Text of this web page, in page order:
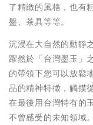
了精緻的風格，也有
盤、茶具等等。
沉浸在大自然的動靜
躍然於「台灣墨玉」
的帶領下您可以放鬆
品的精神特徵，觸摸
在最後用台灣特有的
不曾感受的未知領域